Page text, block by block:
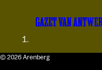
© 2026 Arenberg